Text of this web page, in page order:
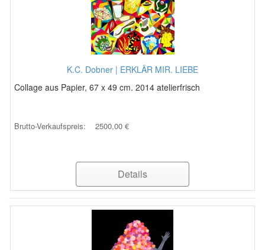
K.C. Dobner | ERKLÄR MIR. LIEBE
Collage aus Papier, 67 x 49 cm. 2014 atelierfrisch
Brutto-Verkaufspreis: 2500,00 €
Details